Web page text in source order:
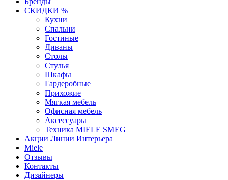
СКИДКИ %
Кухни
Спальни
Гостиные
Диваны
Столы
Стулья
Шкафы
Гардеробные
Прихожие
Мягкая мебель
Офисная мебель
Аксессуары
Техника MIELE SMEG
Акции Линии Интерьера
Miele
Отзывы
Контакты
Дизайнеры